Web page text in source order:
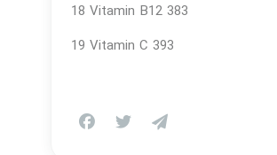
18 Vitamin B12 383
19 Vitamin C 393